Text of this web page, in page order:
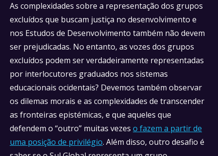
As complexidades sobre a representação dos grupos
excluídos que buscam justiça no desenvolvimento e
nos Estudos de Desenvolvimento também não devem
ser prejudicadas. No entanto, as vozes dos grupos
excluídos podem ser verdadeiramente representadas
por interlocutores graduados nos sistemas
educacionais ocidentais? Devemos também observar
os dilemas morais e as complexidades de transcender
as fronteiras epistémicas, e que aqueles que
defendem o “outro” muitas vezes o fazem a partir de
uma posição de privilégio. Além disso, outro desafio é